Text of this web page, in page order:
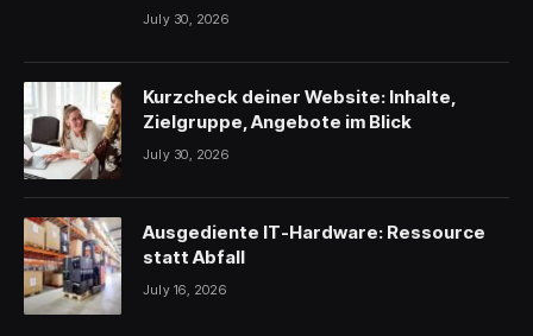
July 30, 2026
Kurzcheck deiner Website: Inhalte,
Zielgruppe, Angebote im Blick
July 30, 2026
Ausgediente IT-Hardware: Ressource
statt Abfall
July 16, 2026